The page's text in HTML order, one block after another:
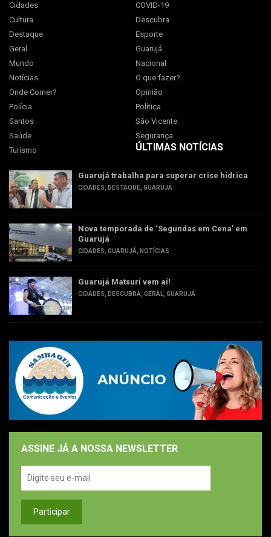
Cidades
COVID-19
Cultura
Descubra
Destaque
Esporte
Geral
Guarujá
Mundo
Nacional
Notícias
O que fazer?
Onde Comer?
Opinião
Polícia
Política
Santos
São Vicente
Saúde
Segurança
Turismo
ÚLTIMAS NOTÍCIAS
Guarujá trabalha para superar crise hídrica
CIDADES DESTAQUE GUARUJÁ
Nova temporada de ‘Segundas em Cena’ em
Guarujá
CIDADES GUARUJÁ NOTÍCIAS
Guarujá Matsuri vem aí!
CIDADES DESCUBRA GERAL GUARUJÁ
ASSINE JÁ A NOSSA NEWSLETTER